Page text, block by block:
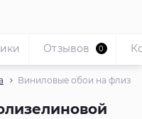
Виниловые обои на
Отзывов 0